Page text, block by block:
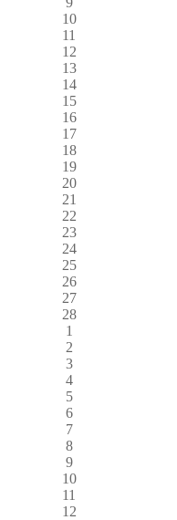
10
11
12
13
14
15
16
17
18
19
20
21
22
23
24
25
26
27
28
1
2
3
4
5
6
7
8
9
10
11
12